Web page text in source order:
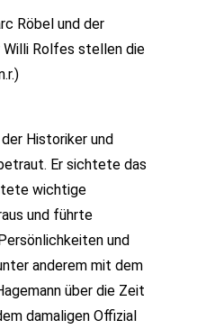
Röbel und der
Rolfes stellen die
Historiker und
Er sichtete das
wichtige
und führte
und
anderem mit dem
über die Zeit
damaligen Offizial